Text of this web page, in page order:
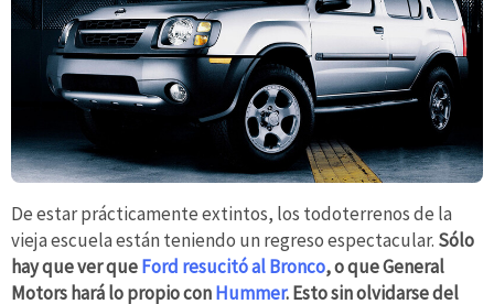
De estar prácticamente extintos, los todoterrenos de la
vieja escuela están teniendo un regreso espectacular. Sólo
hay que ver queFord resucitó al Bronco, o que General
Motors hará lo propio conHummer. Esto sin olvidarse del